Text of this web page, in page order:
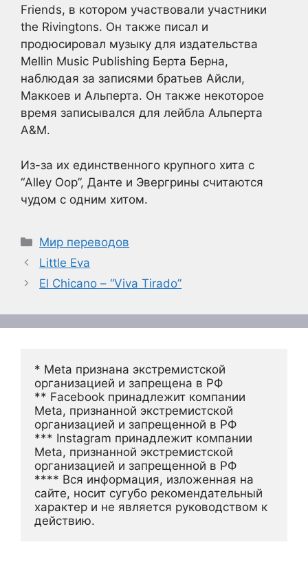
Friends, в котором участвовали участники
the Rivingtons. Он также писал и
продюсировал музыку для издательства
Mellin Music Publishing Берта Берна,
наблюдая за записями братьев Айсли,
Маккоев и Альперта. Он также некоторое
время записывался для лейбла Альперта
A&M.
Из-за их единственного крупного хита с
“Alley Oop”, Данте и Эвергрины считаются
чудом с одним хитом.
Рубрики
Мир переводов
Little Eva
El Chicano – “Viva Tirado”
* Meta признана экстремистской
организацией и запрещена в РФ
** Facebook принадлежит компании
Meta, признанной экстремистской
организацией и запрещенной в РФ
*** Instagram принадлежит компании
Meta, признанной экстремистской
организацией и запрещенной в РФ
**** Вся информация, изложенная на
сайте, носит сугубо рекомендательный
характер и не является руководством к
действию.